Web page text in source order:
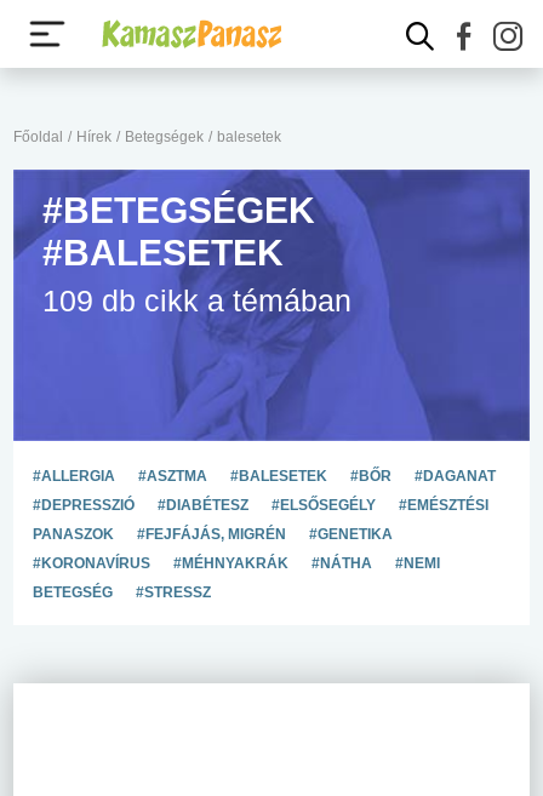
Főoldal / Hírek / Betegségek / balesetek
#BETEGSÉGEK
#BALESETEK
109 db cikk a témában
#ALLERGIA #ASZTMA #BALESETEK #BŐR
#DAGANAT
#DEPRESSZIÓ
#DIABÉTESZ #ELSŐSEGÉLY
#EMÉSZTÉSI
PANASZOK
#FEJFÁJÁS, MIGRÉN
#GENETIKA
#KORONAVÍRUS
#MÉHNYAKRÁK #NÁTHA
#NEMI
BETEGSÉG
#STRESSZ